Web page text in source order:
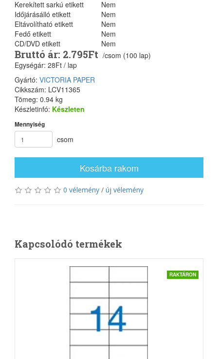
Kerekített sarkú etikett
Nem
Időjárásálló etikett
Nem
Eltávolítható etikett
Nem
Fedő etikett
Nem
CD/DVD etikett
Nem
Bruttó ár: 2.795Ft /csom (100 lap)
Egységár: 28Ft / lap
Gyártó: VICTORIA PAPER
Cikkszám: LCV11365
Tömeg: 0.94 kg
Készletinfó: Készleten
Mennyiség
csom
Kosárba rakom
0 vélemény / új vélemény
Kapcsolódó termékek
RAKTÁRON